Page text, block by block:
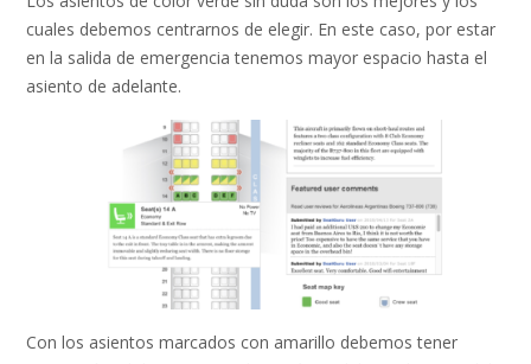
cuales debemos centrarnos de elegir. En este caso, por estar
en la salida de emergencia tenemos mayor espacio hasta el
asiento de adelante.
Con los asientos marcados con amarillo debemos tener